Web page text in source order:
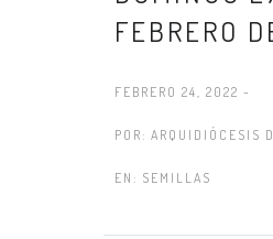
FEBRERO
FEBRERO 24, 2022 -
POR: ARQUIDIÓCESIS
EN: SEMILLAS